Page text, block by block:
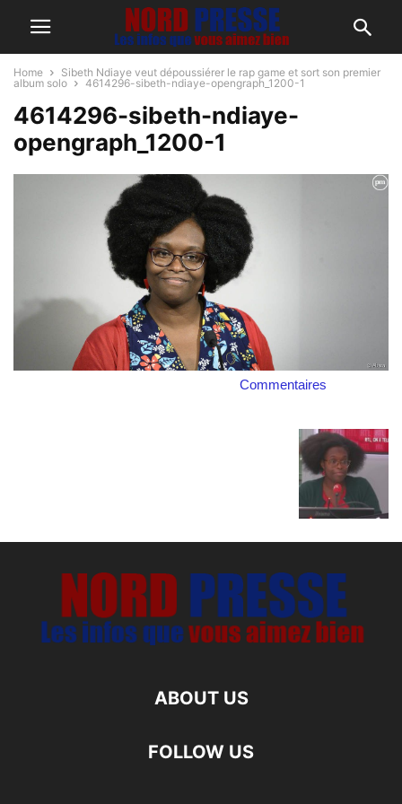
Home
Sibeth Ndiaye veut dépoussiérer le rap game et sort son premier
album solo
4614296-sibeth-ndiaye-opengraph_1200-1
4614296-sibeth-ndiaye-
opengraph_1200-1
Commentaires
ABOUT US
FOLLOW US